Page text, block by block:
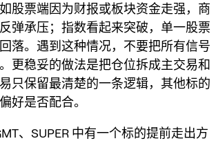
股票端因为财报或板块资金走强，商
弹承压；指数看起来突破，单一股票
落。遇到这种情况，不要把所有信号
更稳妥的做法是把仓位拆成主交易和
只保留最清楚的一条逻辑，其他标的
好是否配合。
、SUPER 中有一个标的提前走出方